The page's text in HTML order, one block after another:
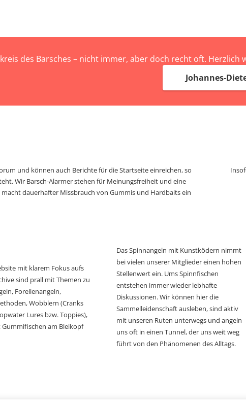
des Barsches – nicht immer, aber doch recht oft.
Johannes-
und können auch Berichte für die Startseite einreichen, so
Wir Barsch-Alarmer stehen für Meinungsfreiheit und eine
dauerhafter Missbrauch von Gummis und Hardbaits ein
mit klarem Fokus aufs
sind prall mit Themen zu
Forellenangeln,
Wobblern (Cranks
Lures bzw. Toppies),
am Bleikopf
Das Spinnangeln mit Kunstködern nimmt
bei vielen unserer Mitglieder einen hohen
Stellenwert ein. Ums Spinnfischen
entstehen immer wieder lebhafte
Diskussionen. Wir können hier die
Sammelleidenschaft ausleben, sind aktiv
mit unseren Ruten unterwegs und angeln
uns oft in einen Tunnel, der uns weit weg
führt von den Phänomenen des Alltags.